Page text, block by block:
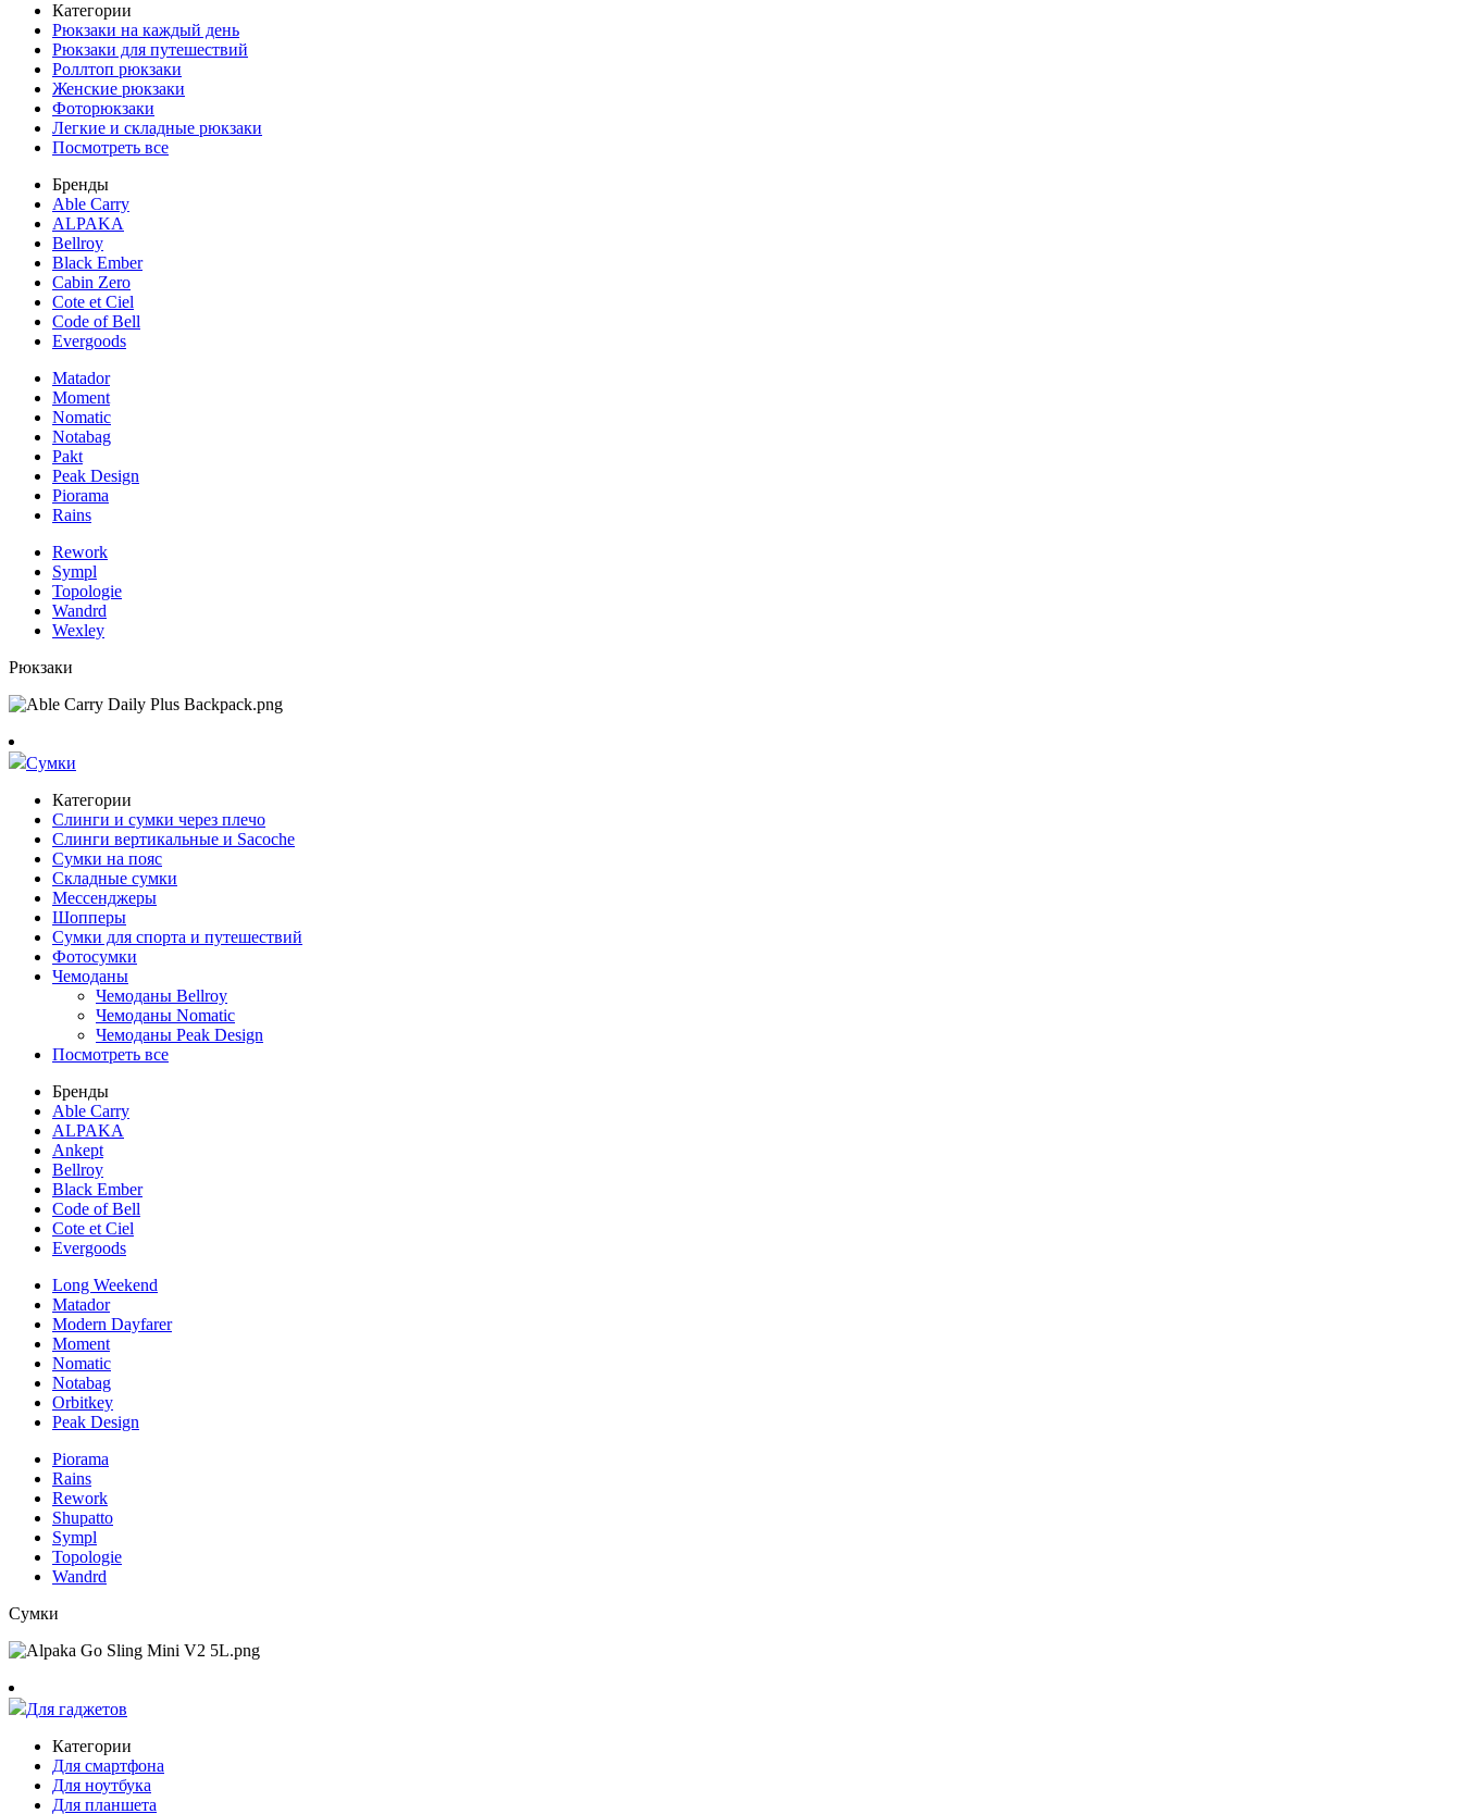
Категории
Рюкзаки на каждый день
Рюкзаки для путешествий
Роллтоп рюкзаки
Женские рюкзаки
Фоторюкзаки
Легкие и складные рюкзаки
Посмотреть все
Бренды
Able Carry
ALPAKA
Bellroy
Black Ember
Cabin Zero
Cote et Ciel
Code of Bell
Evergoods
Matador
Moment
Nomatic
Notabag
Pakt
Peak Design
Piorama
Rains
Rework
Sympl
Topologie
Wandrd
Wexley
Рюкзаки
Сумки
Категории
Слинги и сумки через плечо
Слинги вертикальные и Sacoche
Сумки на пояс
Складные сумки
Мессенджеры
Шопперы
Сумки для спорта и путешествий
Фотосумки
Чемоданы
Чемоданы Bellroy
Чемоданы Nomatic
Чемоданы Peak Design
Посмотреть все
Бренды
Able Carry
ALPAKA
Ankept
Bellroy
Black Ember
Code of Bell
Cote et Ciel
Evergoods
Long Weekend
Matador
Modern Dayfarer
Moment
Nomatic
Notabag
Orbitkey
Peak Design
Piorama
Rains
Rework
Shupatto
Sympl
Topologie
Wandrd
Сумки
Для гаджетов
Категории
Для смартфона
Для ноутбука
Для планшета